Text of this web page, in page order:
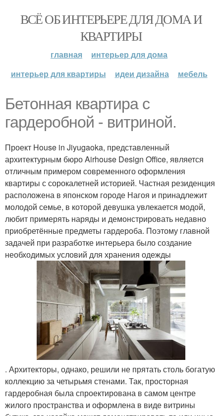
ВСЁ ОБ ИНТЕРЬЕРЕ ДЛЯ ДОМА И
КВАРТИРЫ
главная
интерьер для дома
интерьер для квартиры
идеи дизайна мебель
Бетонная квартира с
гардеробной - витриной.
Проект House in Jiyugaoka, представленный
архитектурным бюро Airhouse Design Office, является
отличным примером современного оформления
квартиры с сорокалетней историей. Частная резиденция
расположена в японском городе Нагоя и принадлежит
молодой семье, в которой девушка увлекается модой,
любит примерять наряды и демонстрировать недавно
приобретённые предметы гардероба. Поэтому главной
задачей при разработке интерьера было создание
необходимых условий для хранения одежды
. Архитекторы, однако, решили не прятать столь богатую
коллекцию за четырьмя стенами. Так, просторная
гардеробная была спроектирована в самом центре
жилого пространства и оформлена в виде витрины